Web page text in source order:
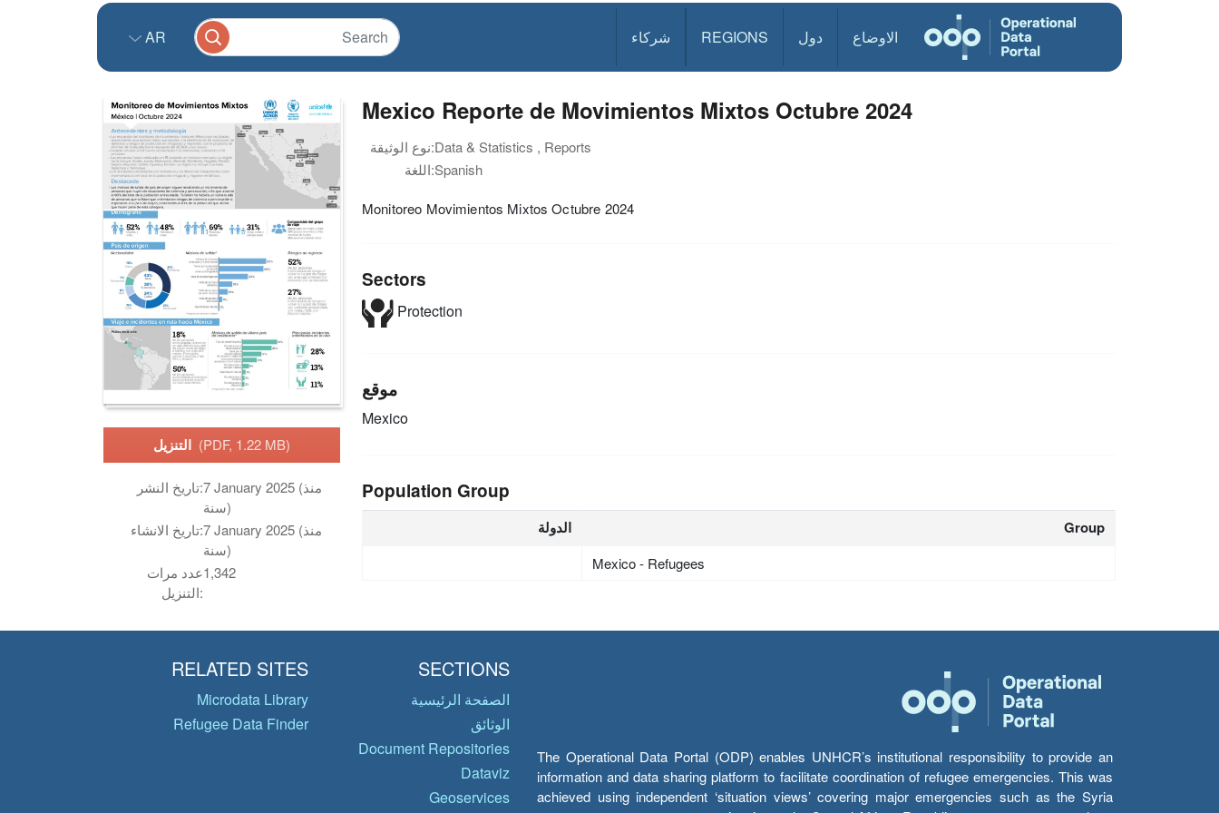
الاوضاع دول REGIONS شركاء AR
(PDF, 1.22 MB)
تاريخ النشر:7 January 2025 (منذ
سنة)
تاريخ الانشاء:7 January 2025 (منذ
سنة)
عدد مرات
التنزيل:
1,342
Mexico Reporte de Movimientos Mixtos Octubre 2024
نوع الوثيقة:Data & Statistics , Reports
اللغة:Spanish
Monitoreo Movimientos Mixtos Octubre 2024
Sectors
Protection
موقع
Mexico
Population Group
الدولة Group
Mexico - Refugees
The Operational Data Portal (ODP) enables UNHCR’s institutional responsibility to provide an
information and data sharing platform to facilitate coordination of refugee emergencies. This was
achieved using independent ‘situation views’ covering major emergencies such as the Syria
SECTIONS
الصفحة الرئيسية
الوثائق
Document Repositories
Dataviz
Geoservices
RELATED SITES
Microdata Library
Refugee Data Finder